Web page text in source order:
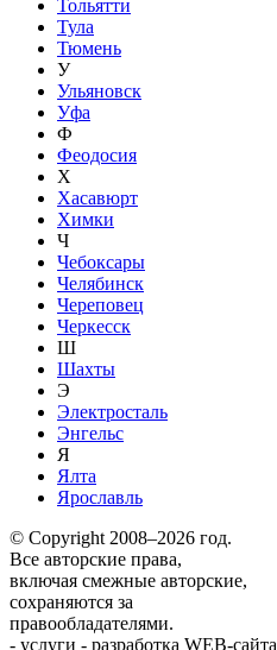
Тольятти
Тула
Тюмень
У
Ульяновск
Уфа
Ф
Феодосия
Х
Хасавюрт
Химки
Ч
Чебоксары
Челябинск
Череповец
Черкесск
Ш
Шахты
Э
Электросталь
Энгельс
Я
Ялта
Ярославль
© Copyright 2008–2026 год.
Все авторские права,
включая смежные авторские,
сохраняются за
правообладателями.
- услуги - разработка WEB-сайта